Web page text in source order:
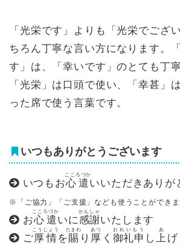
「光栄です」よりも「光栄でござ
ちろん丁寧な言い方になります。
す」は、「幸いです」のとても丁
「光栄」は口頭で使い、「幸甚」
った席で使う言葉です。
いつもありがとうございます
いつもお心遣
こころづか
いいただきありが
※「ご協力」「ご支援」なども使うことができま
お心遣
こころづか
いに感謝
かんしゃ
いたします
ご厚情
こうじょう
を賜
たまわ
り 厚
あつ
く 御礼申
おれいもう
し上
あ
げ